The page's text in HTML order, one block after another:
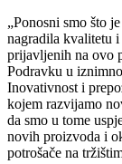
„Ponosni smo što
nagradila kvalitetu
prijavljenih na ovo
Podravku u
Inovativnost i
kojem razvijamo
da smo u tome
novih proizvoda i
potrošače na